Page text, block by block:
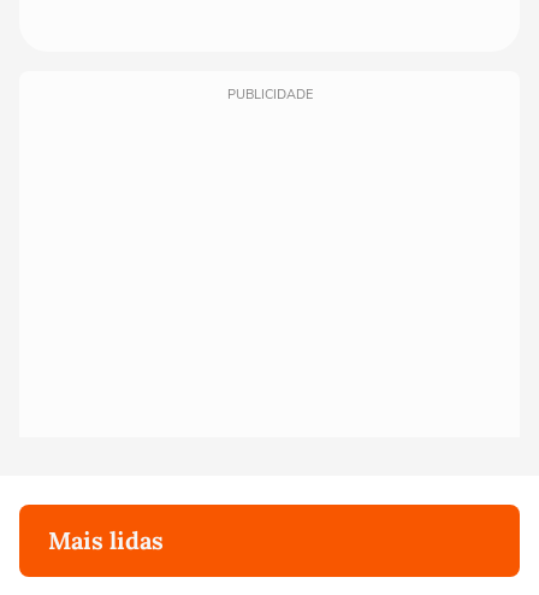
PUBLICIDADE
Mais lidas